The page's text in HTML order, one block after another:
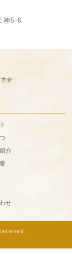
神5-6
針
介
せ